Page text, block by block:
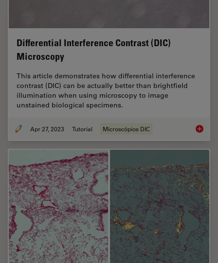
Differential Interference Contrast (DIC)
Microscopy
This article demonstrates how differential interference
contrast (DIC) can be actually better than brightfield
illumination when using microscopy to image
unstained biological specimens.
Apr 27, 2023 Tutorial Microscópios DIC